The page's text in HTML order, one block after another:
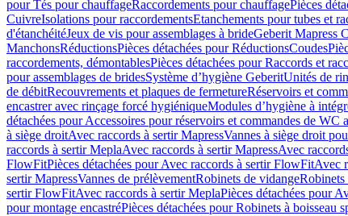
pour Tés pour chauffageRaccordements pour chauffagePièces
CuivreIsolations pour raccordementsEtanchements pour tubes et
d'étanchéitéJeux de vis pour assemblages à brideGeberit Mapress
ManchonsRéductionsPièces détachées pour RéductionsCoudes
raccordements, démontablesPièces détachées pour Raccords et
pour assemblages de bridesSystème d’hygiène GeberitUnités de
de débitRecouvrements et plaques de fermetureRéservoirs et
encastrer avec rinçage forcé hygiéniqueModules d’hygiène à
détachées pour Accessoires pour réservoirs et commandes de
à siège droitAvec raccords à sertir MapressVannes à siège droit
raccords à sertir MeplaAvec raccords à sertir MapressAvec
FlowFitPièces détachées pour Avec raccords à sertir FlowFitAvec
sertir MapressVannes de prélèvementRobinets de vidangeRobinets
sertir FlowFitAvec raccords à sertir MeplaPièces détachées pour
pour montage encastréPièces détachées pour Robinets à boisseau